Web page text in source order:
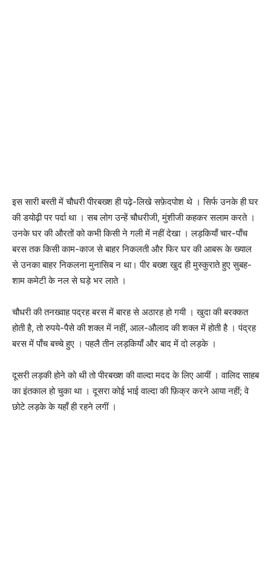
इस सारी बस्ती में चौधरी पीरबख्श ही पढ़े-लिखे सफ़ेदपोश थे । सिर्फ उनके ही घर
की डयोढ़ी पर पर्दा था । सब लोग उन्हें चौधरीजी, मुंशीजी कहकर सलाम करते ।
उनके घर की औरतों को कभी किसी ने गली में नहीं देखा । लड़कियाँ चार-पाँच
बरस तक किसी काम-काज से बाहर निकलती और फिर घर की आबरू के ख्याल
से उनका बाहर निकलना मुनासिब न था। पीर बख्श खुद ही मुस्कुराते हुए सुबह-
शाम कमेटी के नल से घड़े भर लाते ।
चौधरी की तनख्वाह पद्रह बरस में बारह से अठारह हो गयी । खुदा की बरक्कत
होती है, तो रुपये-पैसे की शक्ल में नहीं, आल-औलाद की शक्ल में होती है । पंद्रह
बरस में पाँच बच्चे हुए । पहलै तीन लड़कियाँ और बाद में दो लड़के ।
दूसरी लड़की होने को थी तो पीरबख्श की वाल्दा मदद के लिए आयीं । वालिद साहब
का इंतकाल हो चुका था । दूसरा कोई भाई वाल्दा की फ़िक्र करने आया नहीं; वे
छोटे लड़के के यहाँ ही रहने लगीं ।